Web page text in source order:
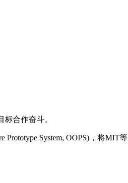
合作奋斗。
System, OOPS)，将